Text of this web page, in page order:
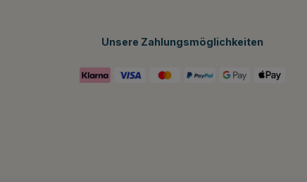
Unsere Zahlungsmöglichkeiten